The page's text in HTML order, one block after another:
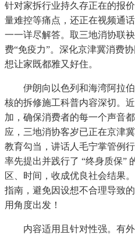
针对家拆行业持久存正在的报
量难控等痛点，还正在视频通
一一详尽解答。取三地消协联
费“免疫力”。深化京津冀消费
想让家既都雅又好住。
伊朗向以色列和海湾阿拉伯
核的拆修施工科普内容深切。
加，确保消费者的每一个声音
应，三地消协客岁已正在京津
教育勾当，讲话人毛宁掌管例
率先提出并践行了 “终身质保”
区、时间，收成优良社会结果
指南，避免因设想不合理导致
用角度出发！
内容适用且针对性强。有外